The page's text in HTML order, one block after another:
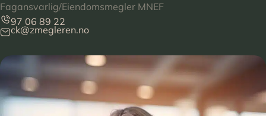
Fagansvarlig/Eiendomsmegler MNEF
97 06 89 22
ck@zmegleren.no